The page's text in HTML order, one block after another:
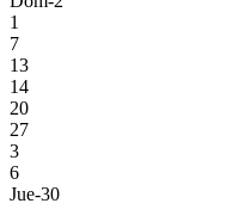
1
7
13
14
20
27
3
6
Jue-30